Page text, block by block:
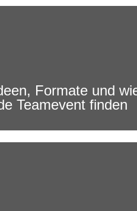
Formate und
Teamevent finden